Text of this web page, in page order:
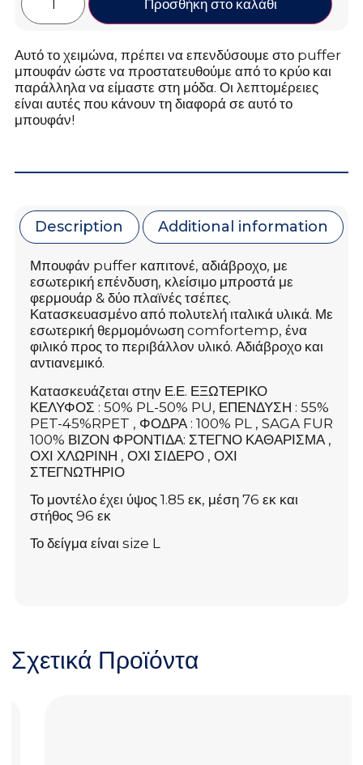
Προσθήκη στο καλάθι
Αυτό το χειμώνα, πρέπει να επενδύσουμε στο puffer
μπουφάν ώστε να προστατευθούμε από το κρύο και
παράλληλα να είμαστε στη μόδα. Οι λεπτομέρειες
είναι αυτές που κάνουν τη διαφορά σε αυτό το
μπουφάν!
Description Additional information
Μπουφάν puffer καπιτονέ, αδιάβροχο, με
εσωτερική επένδυση, κλείσιμο μπροστά με
φερμουάρ & δύο πλαϊνές τσέπες.
Κατασκευασμένο από πολυτελή ιταλικά υλικά. Με
εσωτερική θερμομόνωση comfortemp, ένα
φιλικό προς το περιβάλλον υλικό. Αδιάβροχο και
αντιανεμικό.
Κατασκευάζεται στην Ε.Ε. ΕΞΩΤΕΡΙΚΟ
ΚΕΛΥΦΟΣ : 50% PL-50% PU, ΕΠΕΝΔΥΣΗ : 55%
PET-45%RPET , ΦΟΔΡΑ : 100% PL , SAGA FUR
100% ΒΙΖΟΝ ΦΡΟΝΤΙΔΑ: ΣΤΕΓΝΟ ΚΑΘΑΡΙΣΜΑ ,
ΟΧΙ ΧΛΩΡΙΝΗ , ΟΧΙ ΣΙΔΕΡΟ , ΟΧΙ
ΣΤΕΓΝΩΤΗΡΙΟ
Το μοντέλο έχει ύψος 1.85 εκ, μέση 76 εκ και
στήθος 96 εκ
Το δείγμα είναι size L
Σχετικά Προϊόντα